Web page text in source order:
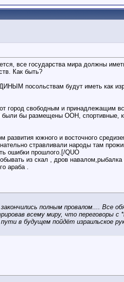
все государства мира должны
Как быть?
посольствам будут иметь как
город свободным и принадлежащим
были бы размещены ООН, спортивные,
развития южного и восточного
стравливали народы там
ошибки прошлого.[/QUO
из скал , дров навалом,рыбалка
араба .
полным провалом.... Все
всему миру, что переговоры с
в будущем пойдёт израильское